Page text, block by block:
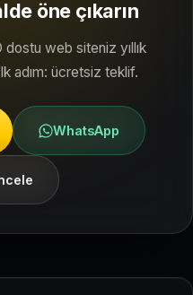
öne çıkarın
dostu web siteniz yıllık
adım: ücretsiz teklif.
WhatsApp